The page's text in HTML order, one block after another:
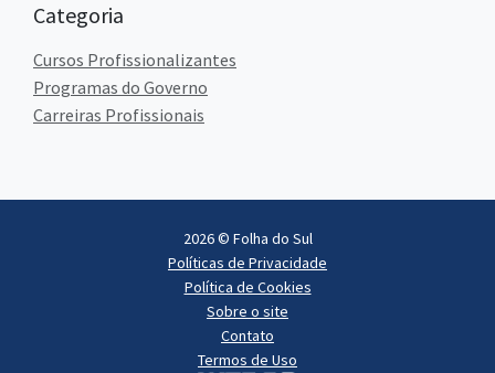
Categoria
Cursos Profissionalizantes
Programas do Governo
Carreiras Profissionais
2026 © Folha do Sul
Políticas de Privacidade
Política de Cookies
Sobre o site
Contato
Termos de Uso